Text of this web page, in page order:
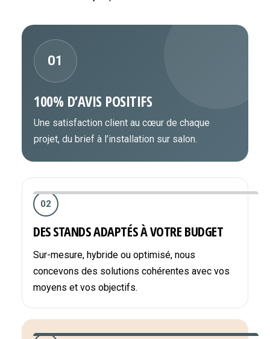
01
100% D’AVIS POSITIFS
Une satisfaction client au cœur de chaque
projet, du brief à l’installation sur salon.
02
DES STANDS ADAPTÉS À VOTRE BUDGET
Sur-mesure, hybride ou optimisé, nous
concevons des solutions cohérentes avec vos
moyens et vos objectifs.